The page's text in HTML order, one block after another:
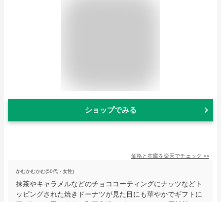
ショップでみる
価格と在庫を楽天でチェック >>
かむかむかむ(50代・女性)
抹茶やキャラメルなどのチョココーティングにナッツなどト
ッピングされた焼きドーナツが見た目にも華やかでギフトに